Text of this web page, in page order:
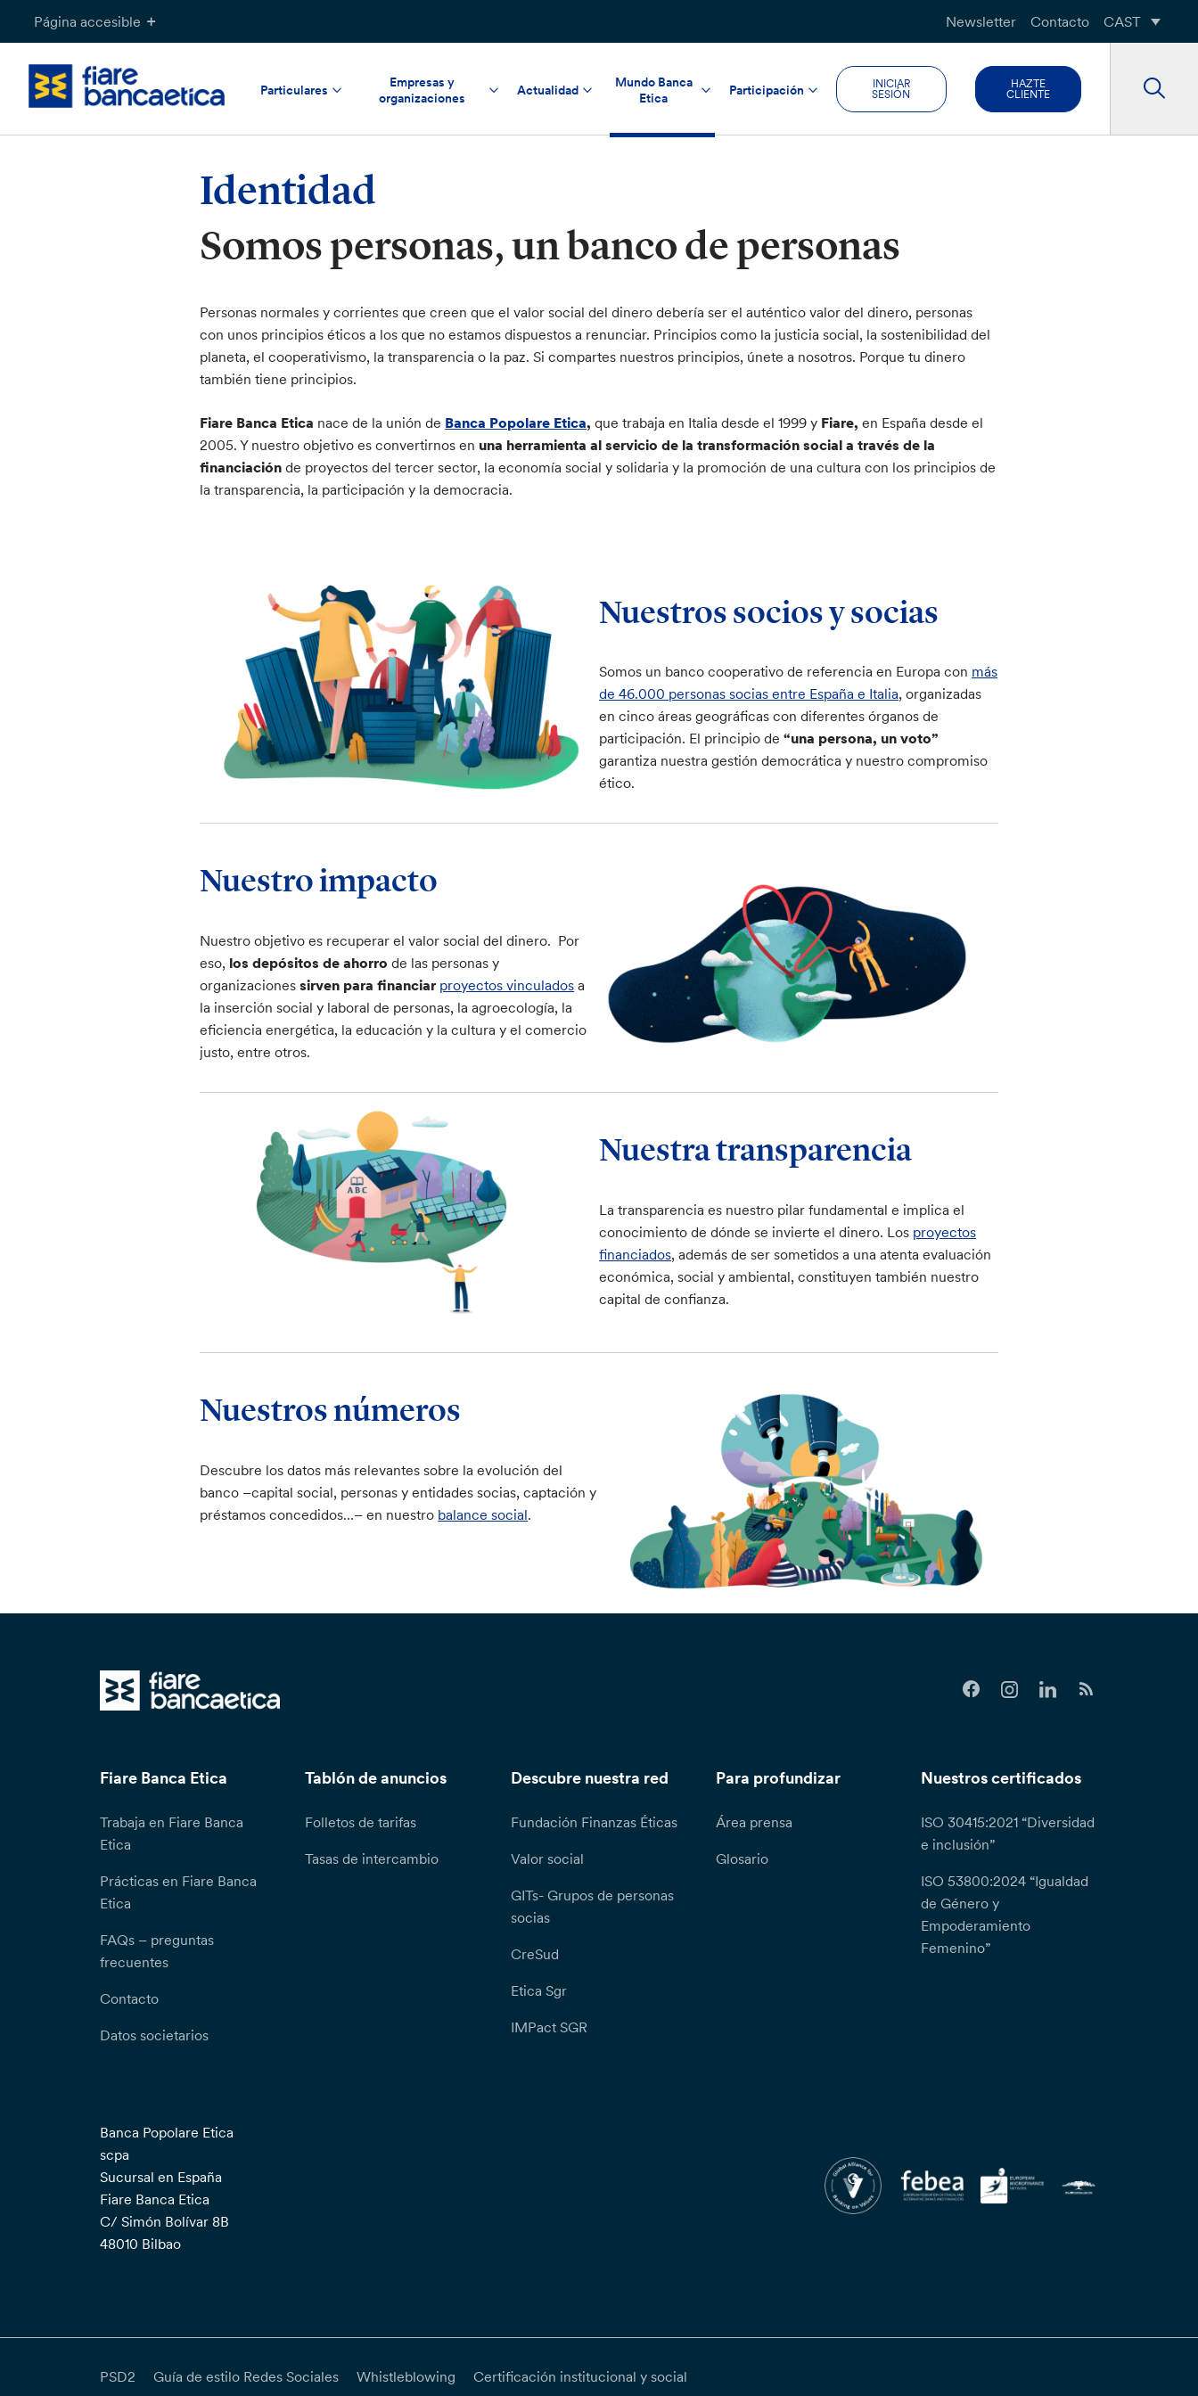
Página accesible Newsletter Contacto CAST
Particulares
Empresas y
organizaciones
Actualidad
Mundo Banca
Etica
Participación
INICIAR
SESIÓN
HAZTE
CLIENTE
Identidad
Somos personas, un banco de personas
Personas normales y corrientes que creen que el valor social del dinero debería ser el auténtico valor del dinero, personas
con unos principios éticos a los que no estamos dispuestos a renunciar. Principios como la justicia social, la sostenibilidad del
planeta, el cooperativismo, la transparencia o la paz. Si compartes nuestros principios, únete a nosotros. Porque tu dinero
también tiene principios.
Fiare Banca Etica nace de la unión de Banca Popolare Etica, que trabaja en Italia desde el 1999 y Fiare, en España desde el
2005. Y nuestro objetivo es convertirnos en una herramienta al servicio de la transformación social a través de la
financiación de proyectos del tercer sector, la economía social y solidaria y la promoción de una cultura con los principios de
la transparencia, la participación y la democracia.
Nuestros socios y socias
Somos un banco cooperativo de referencia en Europa con más
de 46.000 personas socias entre España e Italia, organizadas
en cinco áreas geográficas con diferentes órganos de
participación. El principio de“una persona, un voto”
garantiza nuestra gestión democrática y nuestro compromiso
ético.
Nuestro impacto
Nuestro objetivo es recuperar el valor social del dinero. Por
eso, los depósitos de ahorro de las personas y
organizacionessirven para financiar proyectos vinculados a
la inserción social y laboral de personas, la agroecología, la
eficiencia energética, la educación y la cultura y el comercio
justo, entre otros.
Nuestra transparencia
La transparencia es nuestro pilar fundamental e implica el
conocimiento de dónde se invierte el dinero. Los proyectos
financiados, además de ser sometidos a una atenta evaluación
económica, social y ambiental, constituyen también nuestro
capital de confianza.
Nuestros números
Descubre los datos más relevantes sobre la evolución del
banco –capital social, personas y entidades socias, captación y
préstamos concedidos…– en nuestro balance social.
Fiare Banca Etica
Trabaja en Fiare Banca
Etica
Prácticas en Fiare Banca
Etica
FAQs – preguntas
frecuentes
Contacto
Datos societarios
Tablón de anuncios
Folletos de tarifas
Tasas de intercambio
Descubre nuestra red
Fundación Finanzas Éticas
Valor social
GITs- Grupos de personas
socias
CreSud
Etica Sgr
IMPact SGR
Para profundizar
Área prensa
Glosario
Nuestros certificados
ISO 30415:2021 “Diversidad
e inclusión”
ISO 53800:2024 “Igualdad
de Género y
Empoderamiento
Femenino”
Banca Popolare Etica
scpa
Sucursal en España
Fiare Banca Etica
C/ Simón Bolívar 8B
48010 Bilbao
PSD2 Guía de estilo Redes Sociales Whistleblowing Certificación institucional y social